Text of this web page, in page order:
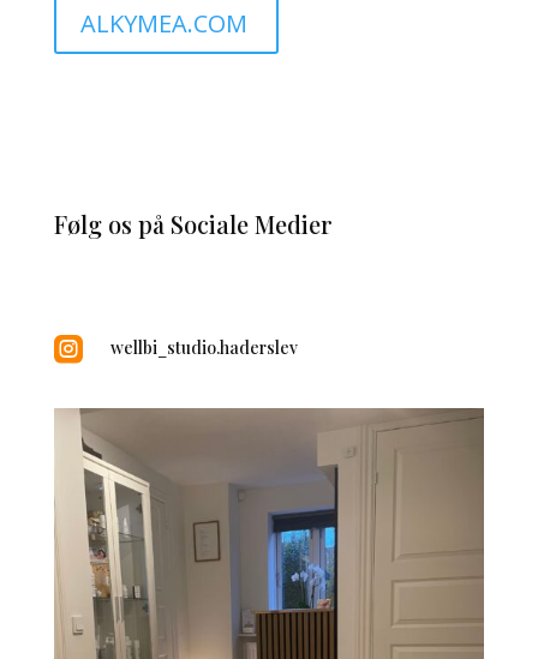
ALKYMEA.COM
Følg os på Sociale Medier
 wellbi_studio.haderslev